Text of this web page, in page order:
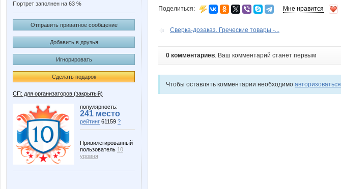
Портрет заполнен на 63 %
Отправить приватное сообщение
Добавить в друзья
Игнорировать
Сделать подарок
СП: для организаторов (закрытый)
популярность:
241 место
рейтинг 61159 ?
Привилегированный
пользователь 10
уровня
Поделиться: Мне нравится
Сверка-дозаказ. Греческие товары -...
0 комментариев. Ваш комментарий станет первым
Чтобы оставлять комментарии необходимо авторизоваться